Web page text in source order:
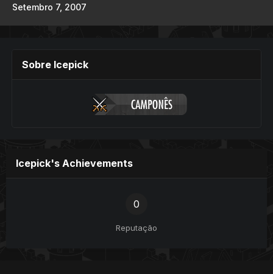
Setembro 7, 2007
Sobre Icepick
Icepick's Achievements
0
Reputação